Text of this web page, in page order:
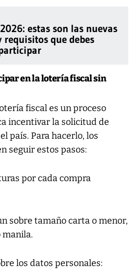
estas son las nuevas
requisitos que debes
en la lotería fiscal sin
fiscal es un proceso
incentivar la solicitud de
país. Para hacerlo, los
seguir estos pasos:
por cada compra
sobre tamaño carta o menor,
manila.
los datos personales: